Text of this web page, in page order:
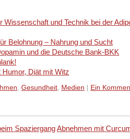
Wissenschaft und Technik bei der
Belohnung – Nahrung und Sucht
und die Deutsche Bank-BKK
Diät mit Witz
, Gesundheit, Medien Ein
SpaziergangAbnehmen mit